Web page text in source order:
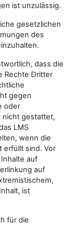
ist unzulässig.
gesetzlichen
des
dass die
Rechte Dritter
gegen
oder
nicht gestattet,
LMS
wenn die
erfüllt sind. Vor
auf
auf
ist
für die